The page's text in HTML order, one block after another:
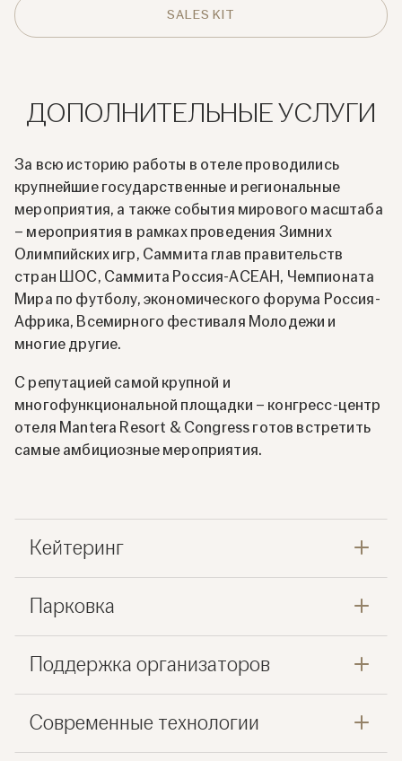
SALES KIT
ДОПОЛНИТЕЛЬНЫЕ УСЛУГИ
За всю историю работы в отеле проводились
крупнейшие государственные и региональные
мероприятия, а также события мирового масштаба
– мероприятия в рамках проведения Зимних
Олимпийских игр, Саммита глав правительств
стран ШОС, Саммита Россия-АСЕАН, Чемпионата
Мира по футболу, экономического форума Россия-
Африка, Всемирного фестиваля Молодежи и
многие другие.
С репутацией самой крупной и
многофункциональной площадки – конгресс-центр
отеля Mantera Resort & Congress готов встретить
самые амбициозные мероприятия.
Кейтеринг
Парковка
Поддержка организаторов
Современные технологии